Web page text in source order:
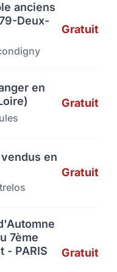
anciens
Deux-
Gratuit
en
Gratuit
en
Gratuit
7ème
- PARIS
Gratuit